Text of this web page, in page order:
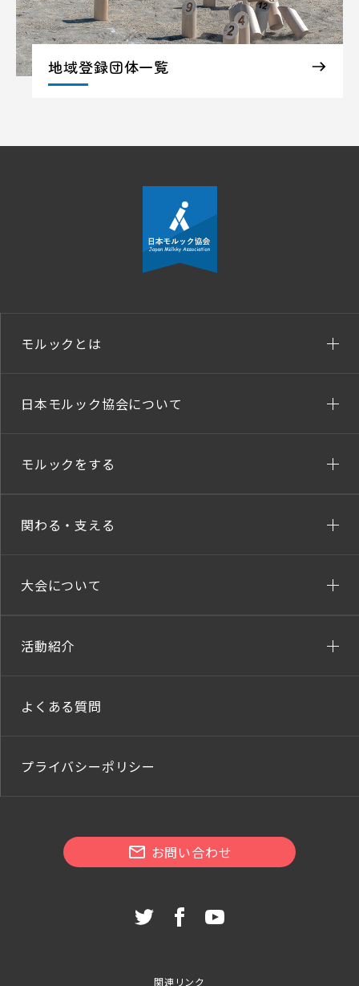
地域登録団体一覧
モルックとは
日本モルック協会について
モルックをする
関わる・支える
大会について
活動紹介
よくある質問
プライバシーポリシー
お問い合わせ
関連リンク